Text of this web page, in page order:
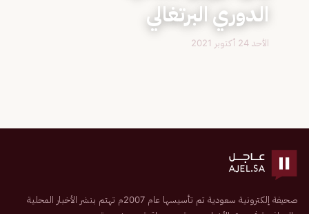
الدوري البرتغالي
الأحد 24 أكتوبر 2021
صحيفة إلكترونية سعودية تم تأسيسها عام 2007م تهتم بنشر الأخبار المحلية